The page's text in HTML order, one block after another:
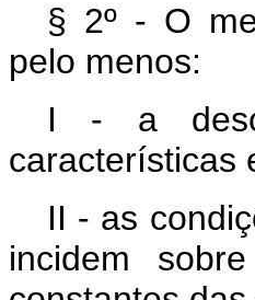
§ 2º - O
pelo menos:
I - a
características
II - as
incidem